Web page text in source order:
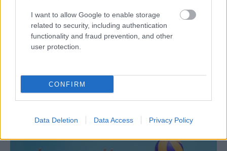
I want to allow Google to enable storage
related to security, including authentication
functionality and fraud prevention, and other
user protection.
CONFIRM
Data Deletion Data Access Privacy Policy
ΕΘΝΙΚΕΣ ΟΜΑΔΕΣ 17/07/2019
Eurovolley 2019: Με Κοκκινάκη λίμπερο οι κλήσεις
Ανδρεόπουλου
συμμετοχής της Εθνικής στο ευρωπαϊκό πρωτάθλημα
ανακοίνωσε ο ομοσπονδιακός τεχνικός Δημήτρης
Ανδρεόπουλος με τον Μενέλαο Κοκκινάκη να καλείται στη